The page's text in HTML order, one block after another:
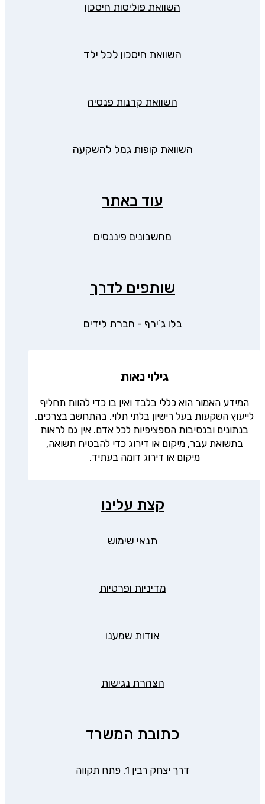
השוואת פוליסות חיסכון
השוואת חיסכון לכל ילד
השוואת קרנות פנסיה
השוואת קופות גמל להשקעה
עוד באתר
מחשבונים פיננסים
שותפים לדרך
בלו ג’ירף - חברת לידים
גילוי נאות
המידע האמור הוא כללי בלבד ואין בו כדי להוות תחליף
לייעוץ השקעות בעל רישיון בלתי תלוי, בהתחשב בצרכים,
בנתונים ובנסיבות הספציפיות לכל אדם. אין גם לראות
בתשואת עבר, מיקום או דירוג כדי להבטיח תשואה,
מיקום או דירוג דומה בעתיד.
קצת עלינו
תנאי שימוש
מדיניות ופרטיות
אודות שמענו
הצהרת נגישות
כתובת המשרד
דרך יצחק רבין 1, פתח תקווה